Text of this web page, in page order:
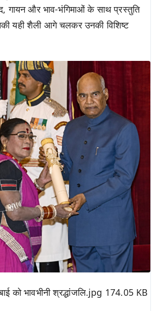
गायन और भाव-भंगिमाओं के साथ प्रस्तुति
यही शैली आगे चलकर उनकी विशिष्ट
को भावभीनी श्रद्धांजलि.jpg 174.05 KB